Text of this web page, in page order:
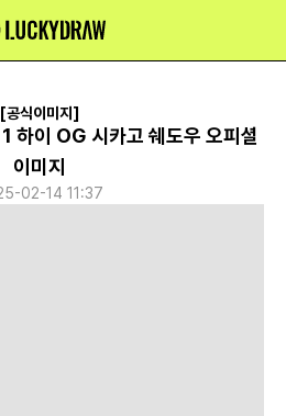
[공식이미지]
하이 OG 시카고 쉐도우 오피셜
이미지
02-14 11:37